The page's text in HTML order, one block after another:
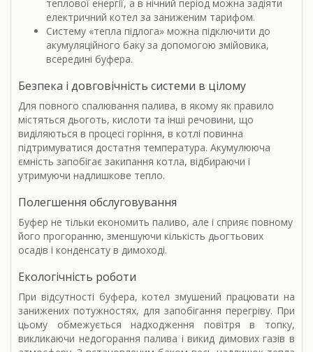
теплової енергії, а в нічний період можна задіяти
електричний котел за заниженим тарифом.
Систему «тепла підлога» можна підключити до
акумуляційного баку за допомогою змійовика,
всередині буфера.
Безпека і довговічність системи в цілому
Для повного спалювання палива, в якому як правило
містяться дьоготь, кислоти та інші речовини, що
виділяються в процесі горіння, в котлі повинна
підтримуватися достатня температура. Акумулююча
ємність запобігає закипання котла, відбираючи і
утримуючи надлишкове тепло.
Полегшення обслуговування
Буфер не тільки економить паливо, але і сприяє повному
його прогоранню, зменшуючи кількість дьогтьових
осадів і конденсату в димоході.
Екологічність роботи
При відсутності буфера, котел змушений працювати на
занижених потужностях, для запобігання перегріву. При
цьому обмежується надходження повітря в топку,
викликаючи недогорання палива і викид димових газів в